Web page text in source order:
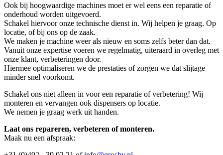
Ook bij hoogwaardige machines moet er wel eens een reparatie of
onderhoud worden uitgevoerd.
Schakel hiervoor onze technische dienst in. Wij helpen je graag. Op
locatie, of bij ons op de zaak.
We maken je machine weer als nieuw en soms zelfs beter dan dat.
Vanuit onze expertise voeren we regelmatig, uiteraard in overleg met
onze klant, verbeteringen door.
Hiermee optimaliseren we de prestaties of zorgen we dat slijtage
minder snel voorkomt.
Schakel ons niet alleen in voor een reparatie of verbetering! Wij
monteren en vervangen ook dispensers op locatie.
We nemen je graag werk uit handen.
Laat ons repareren, verbeteren of monteren.
Maak nu een afspraak: